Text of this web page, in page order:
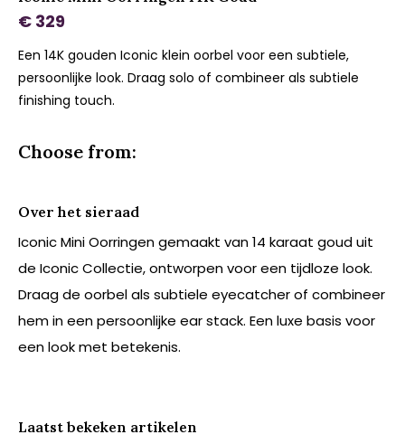
€ 329
Een 14K gouden Iconic klein oorbel voor een subtiele,
persoonlijke look. Draag solo of combineer als subtiele
finishing touch.
Choose from:
Over het sieraad
Iconic Mini Oorringen gemaakt van 14 karaat goud uit
de Iconic Collectie, ontworpen voor een tijdloze look.
Draag de oorbel als subtiele eyecatcher of combineer
hem in een persoonlijke ear stack. Een luxe basis voor
een look met betekenis.
Laatst bekeken artikelen